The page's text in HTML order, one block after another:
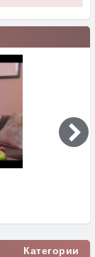
Категории